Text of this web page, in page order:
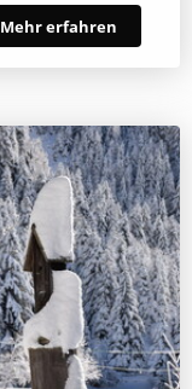
Mehr erfahren